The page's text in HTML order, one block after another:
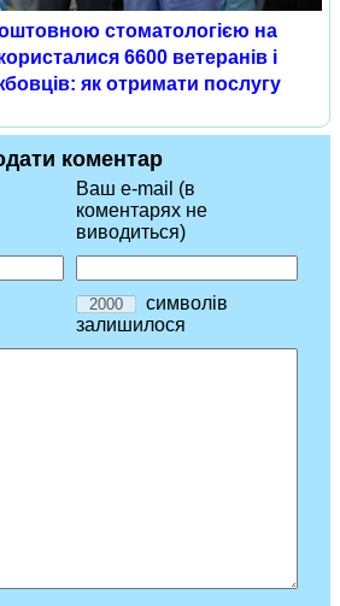
стоматологією на
6600 ветеранів і
як отримати послугу
коментар
Ваш e-mail (в
коментарях не
виводиться)
символів
залишилося